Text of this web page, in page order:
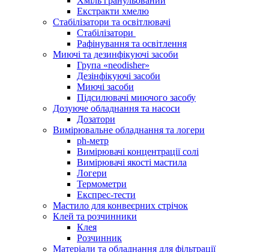
Екстракти хмелю
Стабілізатори та освітлювачі
Стабілізатори
Рафінування та освітлення
Миючі та дезинфікуючі засоби
Група «neodisher»
Дезінфікуючі засоби
Миючі засоби
Підсилювачі миючого засобу
Дозуюче обладнання та насоси
Дозатори
Вимірювальне обладнання та логери
ph-метр
Вимірювачі концентрації солі
Вимірювачі якості мастила
Логери
Термометри
Експрес-тести
Мастило для конвеєрних стрічок
Клей та розчинники
Клея
Розчинник
Матеріали та обладнання для фільтрації